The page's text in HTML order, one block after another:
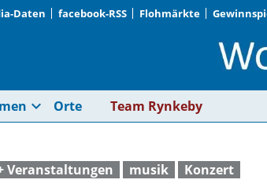
Daten facebook-RSS Flohmärkte
„Munich
expand_more Orte Team Rynkeby
Veranstaltungen musik Konzert